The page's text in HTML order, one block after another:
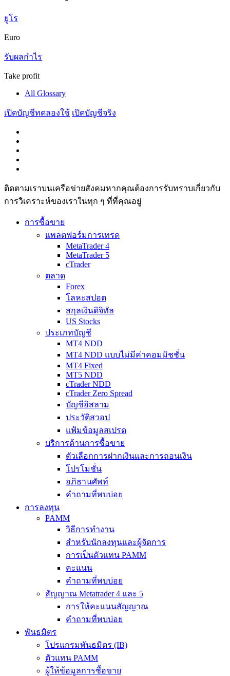
ยูโร
Euro
รับผลกำไร
Take profit
All Glossary
เปิดบัญชีทดลองใช้ เปิดบัญชีจริง
ติดตามเราบนเครือข่ายสังคมหากคุณต้องการรับทราบเกี่ยวกับ
การวิเ­คราะห์ของเราในทุก ๆ ที่ที่คุณอยู่
การซื้อขาย
แพลตฟอร์มการเทรด
MetaTrader 4
MetaTrader 5
cTrader
ตลาด
Forex
โลหะสปอต
สกุลเงินดิจิทัล
US Stocks
ประเภทบัญชี
MT4 NDD
MT4 NDD แบบไม่มีค่าคอมมิชชั่น
MT4 Fixed
MT5 NDD
cTrader NDD
cTrader Zero Spread
บัญชีอิสลาม
ประวัติสวอป
แฟ้มข้อมูลสเปรด
บริการด้านการซื้อขาย
ตัวเลือกการฝากเงินและการถอนเงิน
โปรโมชั่น
อภิธานศัพท์
คำถามที่พบบ่อย
การลงทุน
PAMM
วิธีการทำงาน
สำหรับนักลงทุนและผู้จัดการ
การเป็นตัวแทน PAMM
คะแนน
คำถามที่พบบ่อย
สัญญาณ Metatrader 4 และ 5
การให้คะแนนสัญญาณ
คำถามที่พบบ่อย
พันธมิตร
โปรแกรมพันธมิตร (IB)
ตัวแทน PAMM
ผู้ให้ข้อมูลการซื้อขาย